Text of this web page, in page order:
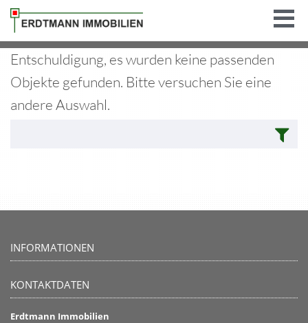
Entschuldigung, es wurden keine passenden
Objekte gefunden. Bitte versuchen Sie eine
andere Auswahl.
INFORMATIONEN
KONTAKTDATEN
Erdtmann Immobilien